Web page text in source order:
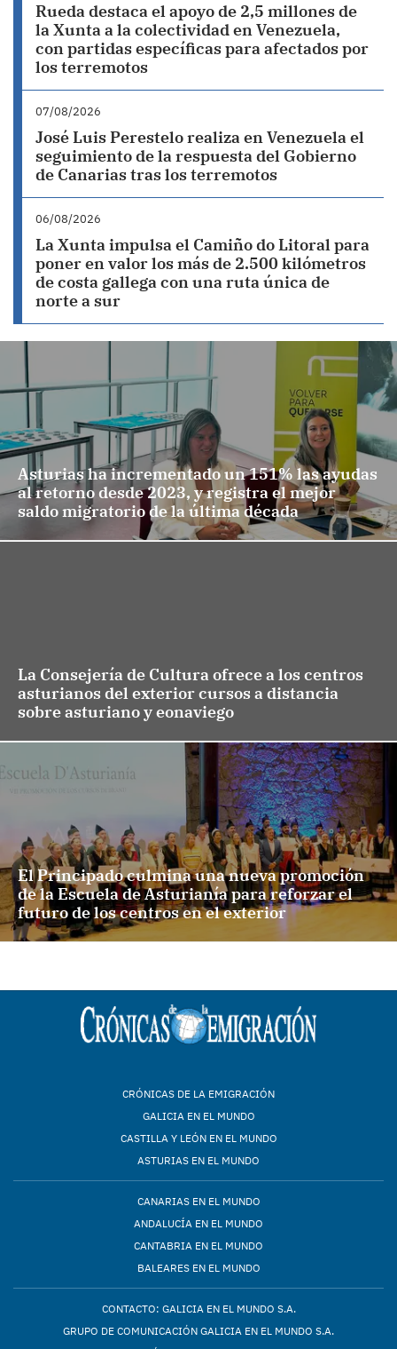
Rueda destaca el apoyo de 2,5 millones de
la Xunta a la colectividad en Venezuela,
con partidas específicas para afectados por
los terremotos
07/08/2026
José Luis Perestelo realiza en Venezuela el
seguimiento de la respuesta del Gobierno
de Canarias tras los terremotos
06/08/2026
La Xunta impulsa el Camiño do Litoral para
poner en valor los más de 2.500 kilómetros
de costa gallega con una ruta única de
norte a sur
Asturias ha incrementado un 151% las ayudas
al retorno desde 2023, y registra el mejor
saldo migratorio de la última década
La Consejería de Cultura ofrece a los centros
asturianos del exterior cursos a distancia
sobre asturiano y eonaviego
El Principado culmina una nueva promoción
de la Escuela de Asturianía para reforzar el
futuro de los centros en el exterior
CRÓNICAS DE LA EMIGRACIÓN
GALICIA EN EL MUNDO
CASTILLA Y LEÓN EN EL MUNDO
ASTURIAS EN EL MUNDO
CANARIAS EN EL MUNDO
ANDALUCÍA EN EL MUNDO
CANTABRIA EN EL MUNDO
BALEARES EN EL MUNDO
CONTACTO: GALICIA EN EL MUNDO S.A.
GRUPO DE COMUNICACIÓN GALICIA EN EL MUNDO S.A.